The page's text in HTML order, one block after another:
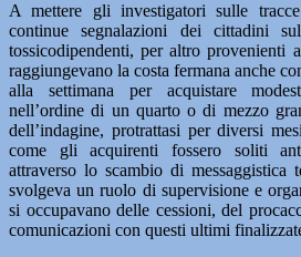
A mettere gli investigatori sulle
continue segnalazioni dei cittadini
tossicodipendenti, per altro provenienti
raggiungevano la costa fermana anche
alla settimana per acquistare
nell’ordine di un quarto o di mezzo
dell’indagine, protrattasi per diversi
come gli acquirenti fossero soliti
attraverso lo scambio di messaggistica
svolgeva un ruolo di supervisione e
si occupavano delle cessioni, del
comunicazioni con questi ultimi